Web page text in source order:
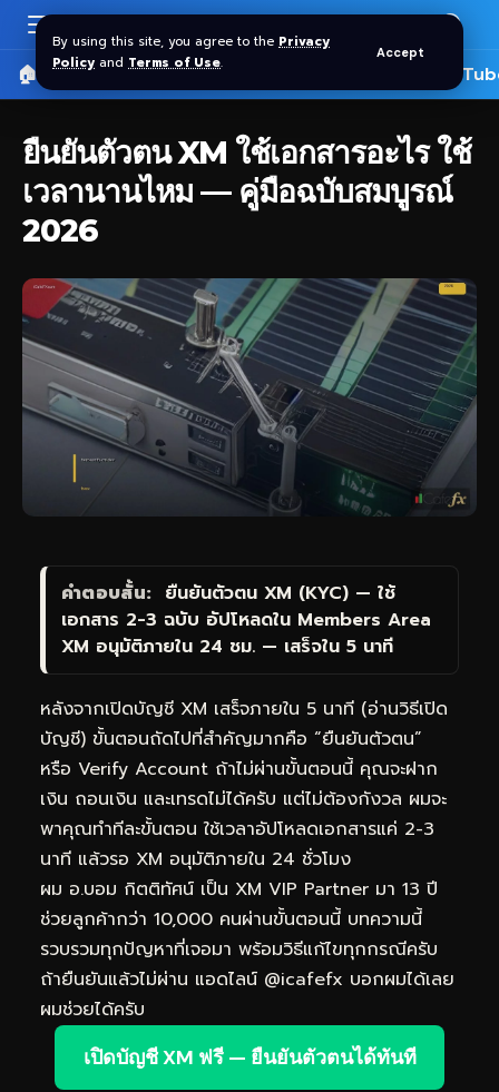
By using this site, you agree to the Privacy
Policy and Terms of Use.
Accept
🏠 หน้าแรก ราคาทอง SPDR 🎬
ยืนยันตัวตน XM ใช้เอกสารอะไร ใช้
เวลานานไหม — คู่มือฉบับสมบูรณ์
2026
คำตอบสั้น: ยืนยันตัวตน XM (KYC) — ใช้
เอกสาร 2-3 ฉบับ อัปโหลดใน Members Area
XM อนุมัติภายใน 24 ชม. — เสร็จใน 5 นาที
หลังจากเปิดบัญชี XM เสร็จภายใน 5 นาที (อ่านวิธีเปิด
บัญชี) ขั้นตอนถัดไปที่สำคัญมากคือ “ยืนยันตัวตน”
หรือ Verify Account ถ้าไม่ผ่านขั้นตอนนี้ คุณจะฝาก
เงิน ถอนเงิน และเทรดไม่ได้ครับ แต่ไม่ต้องกังวล ผมจะ
พาคุณทำทีละขั้นตอน ใช้เวลาอัปโหลดเอกสารแค่ 2-3
นาที แล้วรอ XM อนุมัติภายใน 24 ชั่วโมง
ผม อ.บอม กิตติทัศน์ เป็น XM VIP Partner มา 13 ปี
ช่วยลูกค้ากว่า 10,000 คนผ่านขั้นตอนนี้ บทความนี้
รวบรวมทุกปัญหาที่เจอมา พร้อมวิธีแก้ไขทุกกรณีครับ
ถ้ายืนยันแล้วไม่ผ่าน แอดไลน์ @icafefx บอกผมได้เลย
ผมช่วยได้ครับ
เปิดบัญชี XM ฟรี — ยืนยันตัวตนได้ทันที